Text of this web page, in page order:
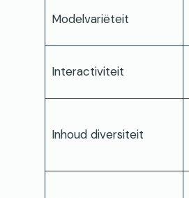
Modelvariëteit
Interactiviteit
Inhoud diversiteit